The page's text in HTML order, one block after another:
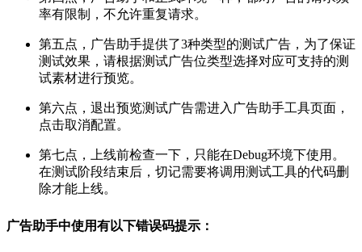
率有限制，不允许重复请求。
第五点，广告助手提供了3种类型的测试广告，为了保证
测试效果，请根据测试广告位类型选择对应可支持的测
试素材进行预览。
第六点，退出预览测试广告需进入广告助手工具页面，
点击取消配置。
第七点，上线前检查一下，只能在Debug环境下使用。
在测试阶段结束后，切记需要将调用测试工具的代码删
除才能上线。
广告助手中使用有以下错误码提示：